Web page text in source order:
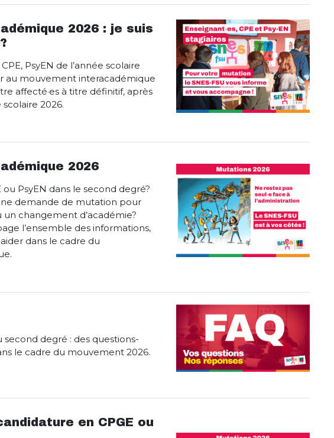
2026 : je suis
PsyEN de l’année scolaire
au mouvement interacadémique
affecté·es à titre définitif, après
2026.
2026
ou PsyEN dans le second degré?
demande de mutation pour
changement d’académie?
l’ensemble des informations,
dans le cadre du
second degré : des questions-
le cadre du mouvement 2026.
en CPGE ou